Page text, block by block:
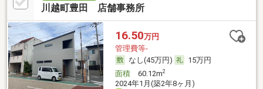
川越町豊田 店舗事務所
16.50万円
管理費等-
なし(45万円)
15万円
面積60.12m2
2024年1月(築2年8ヶ月)